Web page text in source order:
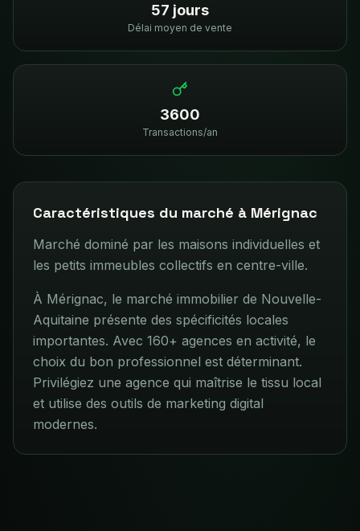
57 jours
Délai moyen de vente
3600
Transactions/an
Caractéristiques du marché à Mérignac
Marché dominé par les maisons individuelles et
les petits immeubles collectifs en centre-ville.
À Mérignac, le marché immobilier de Nouvelle-
Aquitaine présente des spécificités locales
importantes. Avec 160+ agences en activité, le
choix du bon professionnel est déterminant.
Privilégiez une agence qui maîtrise le tissu local
et utilise des outils de marketing digital
modernes.